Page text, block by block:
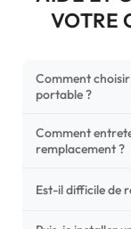
VOTRE
Comment
portable ?
Pour ne pas
votre clavier
photos HD) et
Comment
remplacement ?
Un entretien
Est-il difficile de